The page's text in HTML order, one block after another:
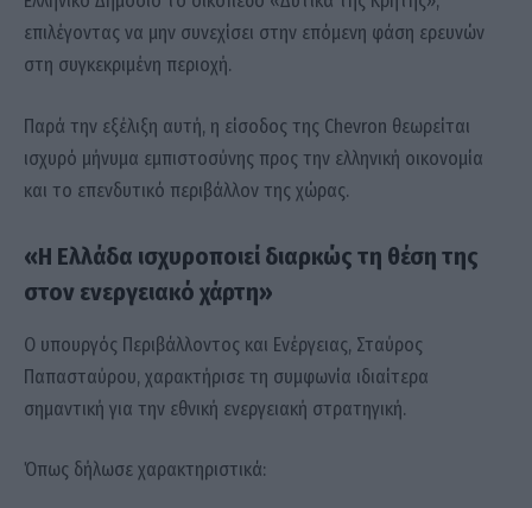
επιλέγοντας να μην συνεχίσει στην επόμενη φάση ερευνών
στη συγκεκριμένη περιοχή.
Παρά την εξέλιξη αυτή, η είσοδος της Chevron θεωρείται
ισχυρό μήνυμα εμπιστοσύνης προς την ελληνική οικονομία
και το επενδυτικό περιβάλλον της χώρας.
«Η Ελλάδα ισχυροποιεί διαρκώς τη θέση της
στον ενεργειακό χάρτη»
Ο υπουργός Περιβάλλοντος και Ενέργειας, Σταύρος
Παπασταύρου, χαρακτήρισε τη συμφωνία ιδιαίτερα
σημαντική για την εθνική ενεργειακή στρατηγική.
Όπως δήλωσε χαρακτηριστικά: